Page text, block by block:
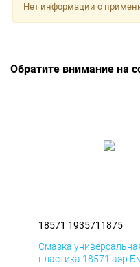
Нет информации о
Обратите внимание на
18571 1935711875
Смазка
пластика 18571 аэр